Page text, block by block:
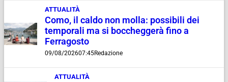
ATTUALITÀ
Como, il caldo non molla: possibili dei
temporali ma si boccheggerà fino a
Ferragosto
09/08/202607:45Redazione
ATTUALITÀ